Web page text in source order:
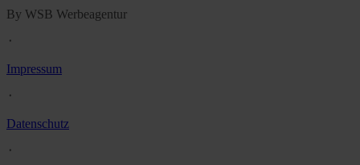
By WSB Werbeagentur
᛫
Impressum
᛫
Datenschutz
᛫